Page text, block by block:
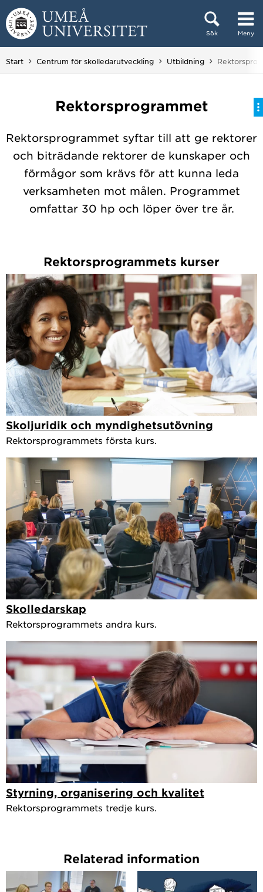
Hoppa direkt till innehållet
Sök Meny
Huvudmenyn dold.
Start Centrum för skolledarutveckling Utbildning Du är här:
Rektorsprogrammet
Rektorsprogrammet syftar till att ge rektorer
och biträdande rektorer de kunskaper och
förmågor som krävs för att kunna leda
verksamheten mot målen. Programmet
omfattar 30 hp och löper över tre år.
Rektorsprogrammets kurser
Skoljuridik och myndighetsutövning
Rektorsprogrammets första kurs.
Skolledarskap
Rektorsprogrammets andra kurs.
Styrning, organisering och kvalitet
Rektorsprogrammets tredje kurs.
Relaterad information